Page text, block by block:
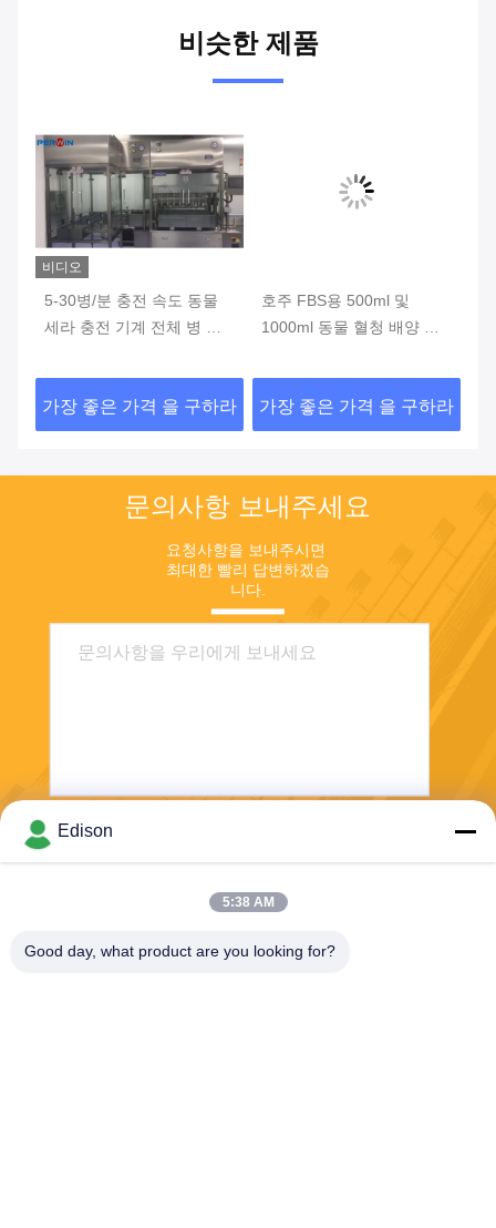
비슷한 제품
비디오
5-30병/분 충전 속도 동물
세라 충전 기계 전체 병 감
가장 좋은 가격 을 구하라
호주 FBS용 500ml 및
1000ml 동물 혈청 배양 배
가장 좋은 가격 을 구하라
문의사항 보내주세요
요청사항을 보내주시면
최대한 빨리 답변하겠습
니다.
Edison
5:38 AM
Good day, what product are you looking for?